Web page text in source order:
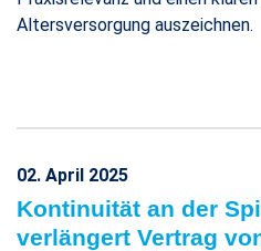
Altersversorgung auszeichnen.
02. April 2025
Kontinuität an der
verlängert Vertrag